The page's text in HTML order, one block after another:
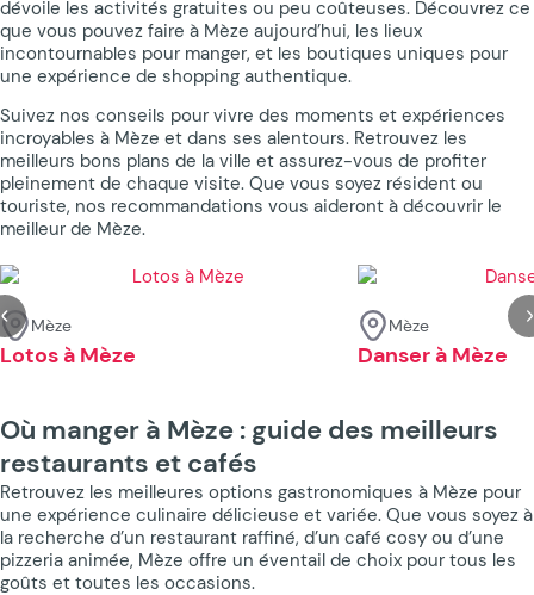
dévoile les activités gratuites ou peu coûteuses. Découvrez ce
que vous pouvez faire à Mèze aujourd’hui, les lieux
incontournables pour manger, et les boutiques uniques pour
une expérience de shopping authentique.
Suivez nos conseils pour vivre des moments et expériences
incroyables à Mèze et dans ses alentours. Retrouvez les
meilleurs bons plans de la ville et assurez-vous de profiter
pleinement de chaque visite. Que vous soyez résident ou
touriste, nos recommandations vous aideront à découvrir le
meilleur de Mèze.
Mèze
Lotos à Mèze
Mèze
Danser à Mèze
Où manger à Mèze : guide des meilleurs
restaurants et cafés
Retrouvez les meilleures options gastronomiques à Mèze pour
une expérience culinaire délicieuse et variée. Que vous soyez à
la recherche d’un restaurant raffiné, d’un café cosy ou d’une
pizzeria animée, Mèze offre un éventail de choix pour tous les
goûts et toutes les occasions.